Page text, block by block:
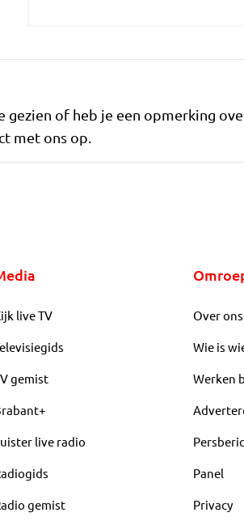
gezien of heb je een opmerking
met ons op.
live TV
gemist
live radio
gemist
Over ons
Wie is
Werken
Panel
Privacy